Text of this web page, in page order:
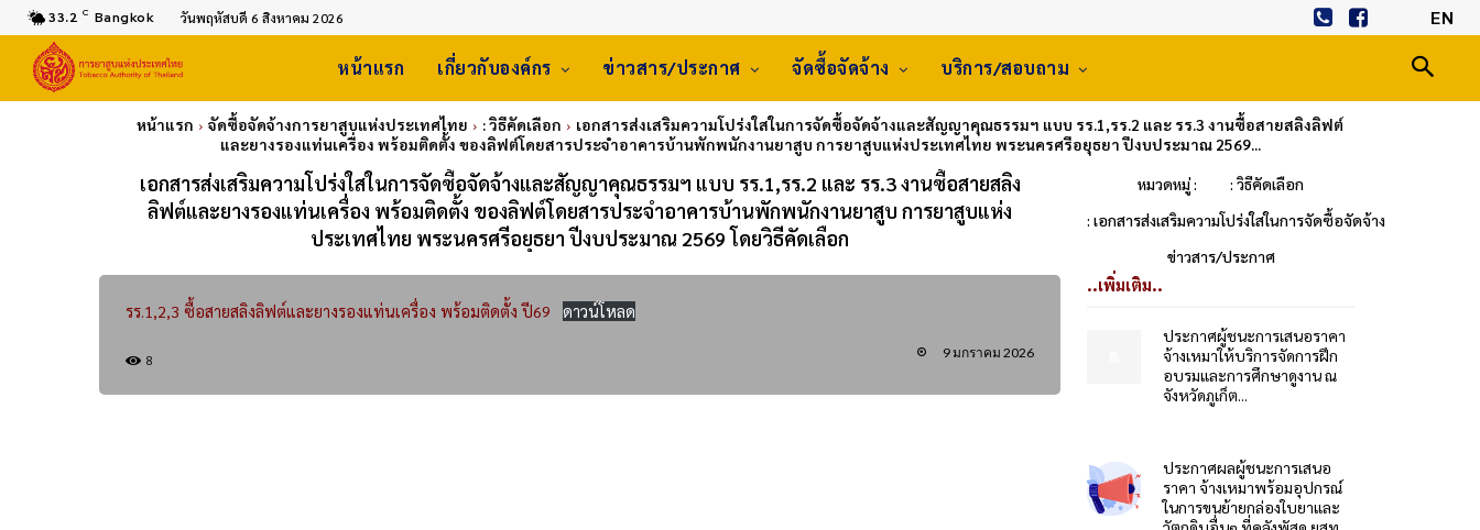
33.2 C Bangkok วันพฤหัสบดี 6 สิงหาคม 2026 EN
หน้าแรก เกี่ยวกับองค์กร ข่าวสาร/ประกาศ จัดซื้อจัดจ้าง บริการ/สอบถาม
หน้าแรก จัดซื้อจัดจ้างการยาสูบแห่งประเทศไทย : วิธีคัดเลือก
เอกสารส่งเสริมความโปร่งใสในการจัดซื้อจัดจ้างและสัญญาคุณธรรมฯ แบบ รร.1,รร.2 และ รร.3 งานซื้อสายสลิงลิฟต์
และยางรองแท่นเครื่อง พร้อมติดตั้ง ของลิฟต์โดยสารประจำอาคารบ้านพักพนักงานยาสูบ การยาสูบแห่งประเทศไทย พระนครศรีอยุธยา ปีงบประมาณ 2569...
เอกสารส่งเสริมความโปร่งใสในการจัดซื้อจัดจ้างและสัญญาคุณธรรมฯ แบบ รร.1,รร.2 และ รร.3 งานซื้อสายสลิง
ลิฟต์และยางรองแท่นเครื่อง พร้อมติดตั้ง ของลิฟต์โดยสารประจำอาคารบ้านพักพนักงานยาสูบ การยาสูบแห่ง
ประเทศไทย พระนครศรีอยุธยา ปีงบประมาณ 2569 โดยวิธีคัดเลือก
หมวดหมู่ :
: วิธีคัดเลือก
: เอกสารส่งเสริมความโปร่งใสในการจัดซื้อจัดจ้าง
ข่าวสาร/ประกาศ
รร.1,2,3 ซื้อสายสลิงลิฟต์และยางรองแท่นเครื่อง พร้อมติดตั้ง ปี69 ดาวน์โหลด
8 9 มกราคม 2026
..เพิ่มเติม..
ประกาศผู้ชนะการเสนอราคา
จ้างเหมาให้บริการจัดการฝึก
อบรมและการศึกษาดูงาน ณ
จังหวัดภูเก็ต...
ประกาศผลผู้ชนะการเสนอ
ราคา จ้างเหมาพร้อมอุปกรณ์
ในการขนย้ายกล่องใบยาและ